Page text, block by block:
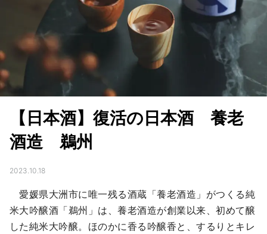
【日本酒】復活の日本酒 養老
酒造 鵜州
2023.10.18
愛媛県大洲市に唯一残る酒蔵「養老酒造」がつくる純
米大吟醸酒「鵜州」は、養老酒造が創業以来、初めて醸
した純米大吟醸。ほのかに香る吟醸香と、するりとキレ